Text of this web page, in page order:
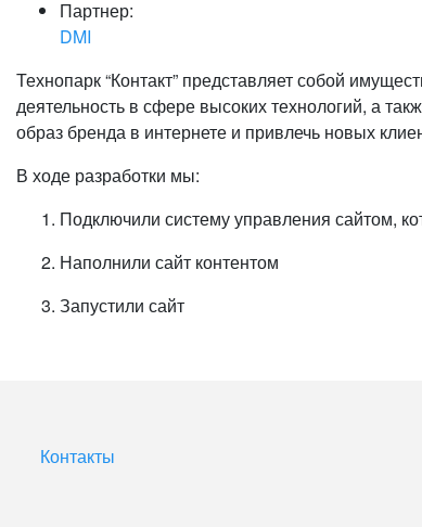
Партнер:
DMI
Технопарк “Контакт” представляет собой
деятельность в сфере высоких технологий, а
образ бренда в интернете и привлечь новых
В ходе разработки мы:
Подключили систему управления сайтом,
Наполнили сайт контентом
Запустили сайт
Контакты